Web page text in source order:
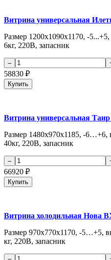
Витрина универсальная
Размер 1200х1090х1170, -
6кг, 220В, запасник
58830 ₽
Купить
Витрина универсальная
Размер 1480х970х1185, -6…+6,
40кг, 220В, запасник
66920 ₽
Купить
Витрина холодильная Нова
Размер 970х770х1170, -5…+5,
кг, 220В, запасник